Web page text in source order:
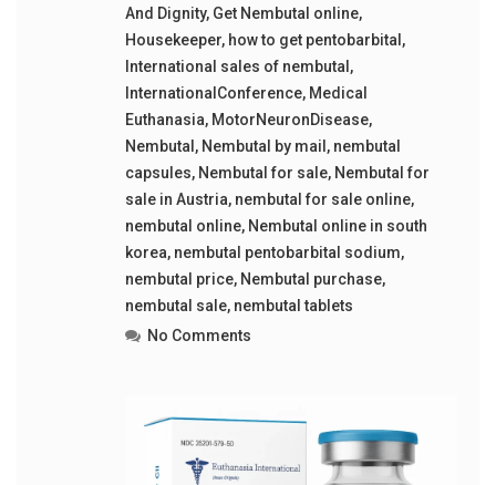
And Dignity, Get Nembutal online,
Housekeeper, how to get pentobarbital ,
International sales of nembutal ,
InternationalConference, Medical
Euthanasia, MotorNeuronDisease,
Nembutal , Nembutal by mail , nembutal
capsules, Nembutal for sale, Nembutal for
sale in Austria, nembutal for sale online,
nembutal online, Nembutal online in south
korea, nembutal pentobarbital sodium,
nembutal price, Nembutal purchase,
nembutal sale, nembutal tablets
No Comments